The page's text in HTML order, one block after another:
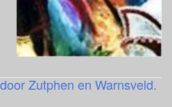
Zutphen en Warnsveld.